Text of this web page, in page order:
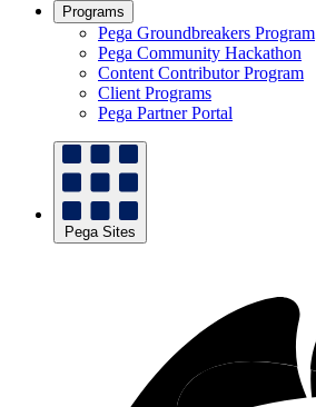
Programs
Pega Groundbreakers Program
Pega Community Hackathon
Content Contributor Program
Client Programs
Pega Partner Portal
Pega Sites